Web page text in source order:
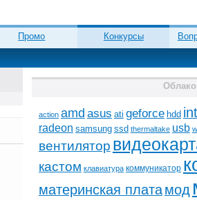
Промо Конкурсы
Облако
action amd asus ati geforce hdd
radeon samsung ssd thermaltake usb
вентилятор
кастом клавиатура коммуникатор
материнская платамод